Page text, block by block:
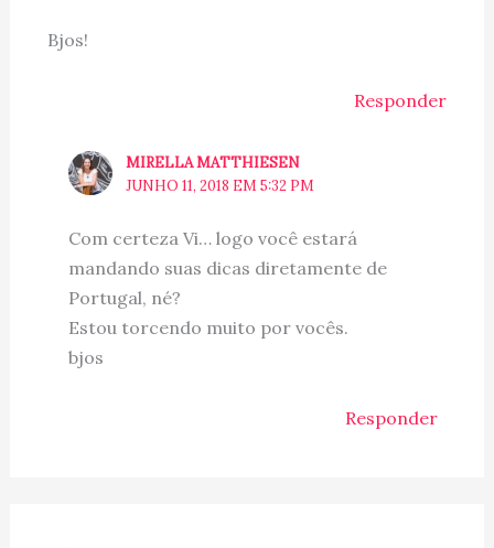
Bjos!
Responder
MIRELLA MATTHIESEN
JUNHO 11, 2018 EM 5:32 PM
Com certeza Vi… logo você estará
mandando suas dicas diretamente de
Portugal, né?
Estou torcendo muito por vocês.
bjos
Responder